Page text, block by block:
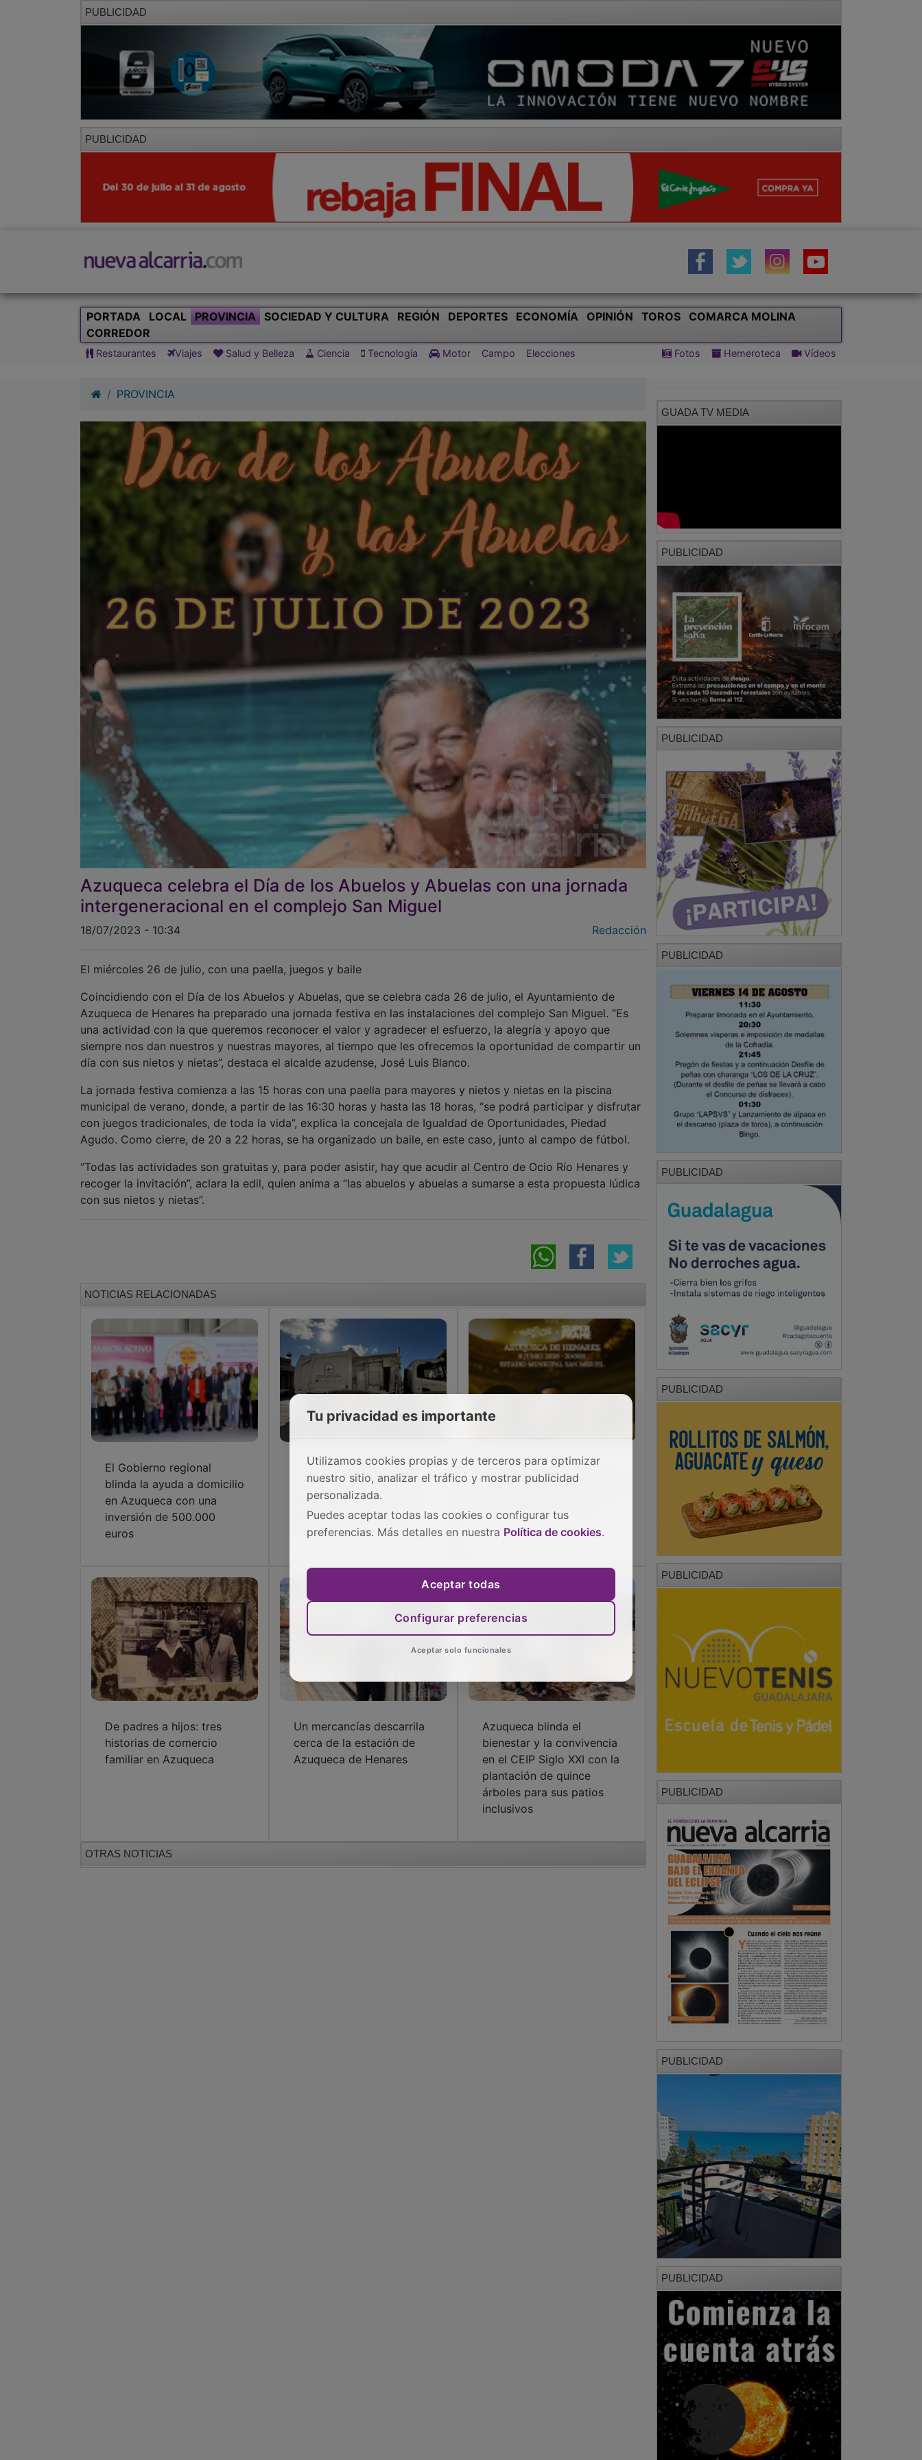
PUBLICIDAD
PUBLICIDAD
PORTADA LOCAL PROVINCIA SOCIEDAD Y CULTURA REGIÓN DEPORTES ECONOMÍA OPINIÓN TOROS
COMARCA MOLINA
CORREDOR
Restaurantes Viajes Salud y Belleza Ciencia Tecnología Motor Campo Elecciones Fotos Hemeroteca Vídeos
PROVINCIA
Azuqueca celebra el Día de los Abuelos y Abuelas con una jornada
intergeneracional en el complejo San Miguel
18/07/2023 - 10:34 Redacción
El miércoles 26 de julio, con una paella, juegos y baile
Coincidiendo con el Día de los Abuelos y Abuelas, que se celebra cada 26 de julio, el Ayuntamiento de
Azuqueca de Henares ha preparado una jornada festiva en las instalaciones del complejo San Miguel. “Es
una actividad con la que queremos reconocer el valor y agradecer el esfuerzo, la alegría y apoyo que
siempre nos dan nuestros y nuestras mayores, al tiempo que les ofrecemos la oportunidad de compartir un
día con sus nietos y nietas”, destaca el alcalde azudense, José Luis Blanco.
La jornada festiva comienza a las 15 horas con una paella para mayores y nietos y nietas en la piscina
municipal de verano, donde, a partir de las 16:30 horas y hasta las 18 horas, “se podrá participar y disfrutar
con juegos tradicionales, de toda la vida”, explica la concejala de Igualdad de Oportunidades, Piedad
Agudo. Como cierre, de 20 a 22 horas, se ha organizado un baile, en este caso, junto al campo de fútbol.
“Todas las actividades son gratuitas y, para poder asistir, hay que acudir al Centro de Ocio Río Henares y
recoger la invitación”, aclara la edil, quien anima a “las abuelos y abuelas a sumarse a esta propuesta lúdica
con sus nietos y nietas”.
NOTICIAS RELACIONADAS
El Gobierno regional
blinda la ayuda a domicilio
en Azuqueca con una
inversión de 500.000
euros
Vega del Henares supera
en 12 puntos la media
nacional de éxito en la
gestión de residuos
Siloé ofrecerá un
concierto en el San Miguel
De padres a hijos: tres
historias de comercio
familiar en Azuqueca
Un mercancías descarrila
cerca de la estación de
Azuqueca de Henares
Azuqueca blinda el
bienestar y la convivencia
en el CEIP Siglo XXI con la
plantación de quince
árboles para sus patios
inclusivos
OTRAS NOTICIAS
GUADA TV MEDIA
PUBLICIDAD
PUBLICIDAD
PUBLICIDAD
PUBLICIDAD
PUBLICIDAD
PUBLICIDAD
PUBLICIDAD
PUBLICIDAD
PUBLICIDAD
Tu privacidad es importante
Utilizamos cookies propias y de terceros para optimizar
nuestro sitio, analizar el tráfico y mostrar publicidad
personalizada.
Puedes aceptar todas las cookies o configurar tus
preferencias. Más detalles en nuestra Política de cookies.
Aceptar todas
Configurar preferencias
Aceptar solo funcionales